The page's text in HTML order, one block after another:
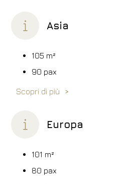
Asia
105 m²
90 pax
Scopri di più
Europa
101 m²
80 pax